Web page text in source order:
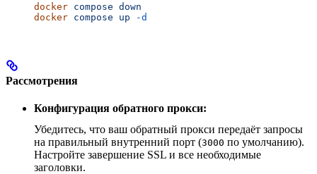
docker compose down
docker compose up -d
Рассмотрения
Конфигурация обратного прокси:
Убедитесь, что ваш обратный прокси передаёт запросы
на правильный внутренний порт (3000 по умолчанию).
Настройте завершение SSL и все необходимые
заголовки.